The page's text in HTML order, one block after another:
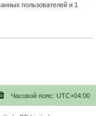
пользователей и 1
Часовой пояс: UTC+04:00